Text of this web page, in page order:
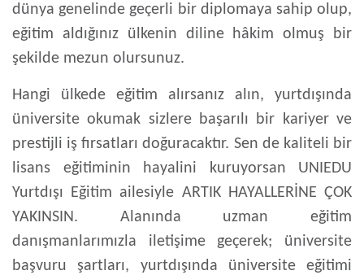
dünya genelinde geçerli bir diplomaya sahip olup,
eğitim aldığınız ülkenin diline hâkim olmuş bir
şekilde mezun olursunuz.
Hangi ülkede eğitim alırsanız alın, yurtdışında
üniversite okumak sizlere başarılı bir kariyer ve
prestijli iş fırsatları doğuracaktır. Sen de kaliteli bir
lisans eğitiminin hayalini kuruyorsan UNIEDU
Yurtdışı Eğitim ailesiyle ARTIK HAYALLERİNE ÇOK
YAKINSIN. Alanında uzman eğitim
danışmanlarımızla iletişime geçerek; üniversite
başvuru şartları, yurtdışında üniversite eğitimi